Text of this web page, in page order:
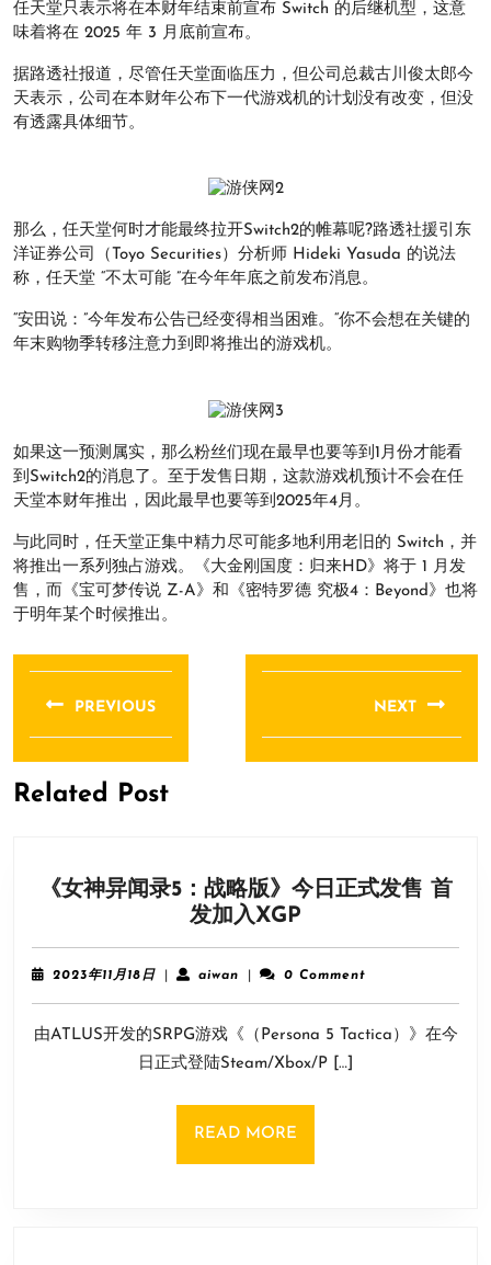
任天堂只表示将在本财年结束前宣布 Switch 的后继机型，这意
味着将在 2025 年 3 月底前宣布。
据路透社报道，尽管任天堂面临压力，但公司总裁古川俊太郎今
天表示，公司在本财年公布下一代游戏机的计划没有改变，但没
有透露具体细节。
那么，任天堂何时才能最终拉开Switch2的帷幕呢?路透社援引东
洋证券公司（Toyo Securities）分析师 Hideki Yasuda 的说法
称，任天堂 “不太可能 ”在今年年底之前发布消息。
“安田说：”今年发布公告已经变得相当困难。“你不会想在关键的
年末购物季转移注意力到即将推出的游戏机。
如果这一预测属实，那么粉丝们现在最早也要等到1月份才能看
到Switch2的消息了。至于发售日期，这款游戏机预计不会在任
天堂本财年推出，因此最早也要等到2025年4月。
与此同时，任天堂正集中精力尽可能多地利用老旧的 Switch，并
将推出一系列独占游戏。《大金刚国度：归来HD》将于 1 月发
售，而《宝可梦传说 Z-A》和《密特罗德 究极4：Beyond》也将
于明年某个时候推出。
文
导
航
PREVIOUS
post:
NEXT
post:
Related Post
《女神异闻录5：战略版》今日正式发售 首
发加入XGP
神
异
5：
战
略
2023年11月18日2023
月
18
aiwanaiwan 0 Comment
由ATLUS开发的SRPG游戏《（Persona 5 Tactica）》在今
日正式登陆Steam/Xbox/P […]
READ MORE